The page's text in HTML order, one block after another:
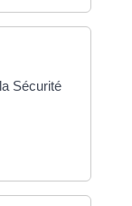
Sécurité